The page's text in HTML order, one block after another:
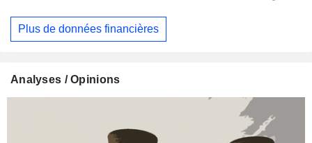
Plus de données financières
Analyses / Opinions